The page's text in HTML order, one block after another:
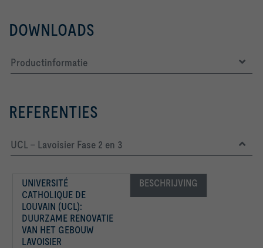
pure white
Gap width maximum smax      5   mm
DOWNLOADS
Productinformatie
REFERENTIES
UCL – Lavoisier Fase 2 en 3
UNIVERSITÉ
CATHOLIQUE DE
LOUVAIN (UCL):
DUURZAME RENOVATIE
VAN HET GEBOUW
LAVOISIER
BESCHRIJVING